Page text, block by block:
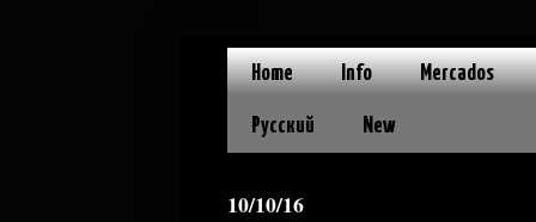
Home Info Mercados
Русский New
10/10/16